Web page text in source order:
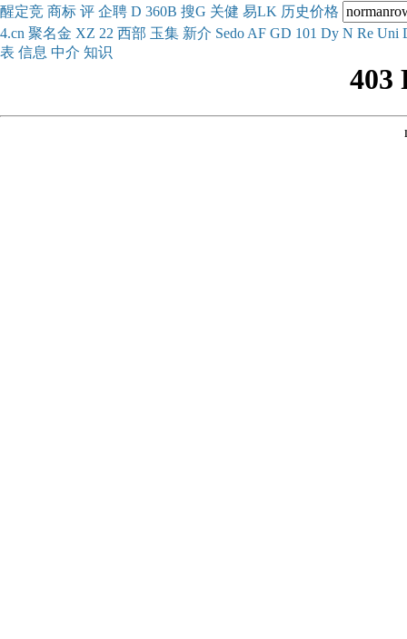
醒定竞 商标 评 企聘 D 360B 搜G 关健 易LK 历史价格
4.cn 聚名金 XZ 22 西部 玉集 新介 Sedo AF GD 101 Dy N Re Uni
表 信息 中介 知识